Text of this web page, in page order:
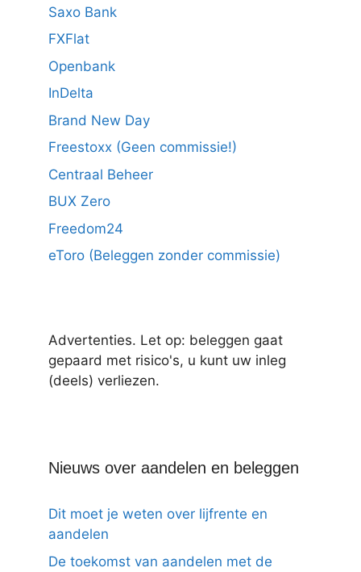
Saxo Bank
FXFlat
Openbank
InDelta
Brand New Day
Freestoxx (Geen commissie!)
Centraal Beheer
BUX Zero
Freedom24
eToro (Beleggen zonder commissie)
Advertenties. Let op: beleggen gaat
gepaard met risico's, u kunt uw inleg
(deels) verliezen.
Nieuws over aandelen en beleggen
Dit moet je weten over lijfrente en
aandelen
De toekomst van aandelen met de